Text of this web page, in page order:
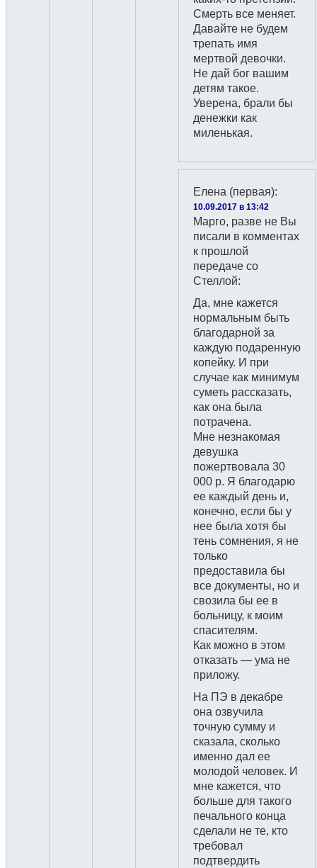
Смерть все меняет.
Давайте не будем
трепать имя
мертвой девочки.
Не дай бог вашим
детям такое.
Уверена, брали бы
денежки как
миленькая.
Елена (первая):
10.09.2017 в 13:42
Марго, разве не Вы
писали в комментах
к прошлой
передаче со
Стеллой:
Да, мне кажется
нормальным быть
благодарной за
каждую подаренную
копейку. И при
случае как минимум
суметь рассказать,
как она была
потрачена.
Мне незнакомая
девушка
пожертвовала 30
000 р. Я благодарю
ее каждый день и,
конечно, если бы у
нее была хотя бы
тень сомнения, я не
только
предоставила бы
все документы, но и
свозила бы ее в
больницу, к моим
спасителям.
Как можно в этом
отказать — ума не
приложу.
На ПЭ в декабре
она озвучила
точную сумму и
сказала, сколько
именно дал ее
молодой человек. И
мне кажется, что
больше для такого
печального конца
сделали не те, кто
требовал
подтвердить